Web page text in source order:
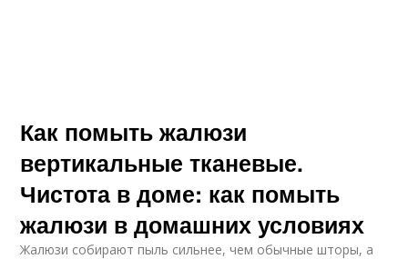
Как помыть жалюзи
вертикальные тканевые.
Чистота в доме: как помыть
жалюзи в домашних условиях
Жалюзи собирают пыль сильнее, чем обычные шторы, а